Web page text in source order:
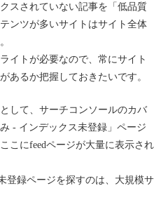
スされていない記事を「低品質
ンツが多いサイトはサイト全体
イトが必要なので、常にサイト
あるか把握しておきたいです。
して、サーチコンソールのカバ
- インデックス未登録」ページ
こにfeedページが大量に表示され
登録ページを探すのは、大規模サ